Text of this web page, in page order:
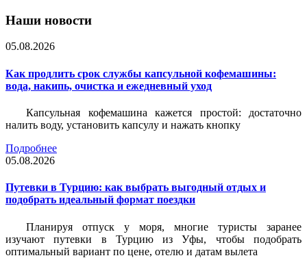
Наши новости
05.08.2026
Как продлить срок службы капсульной кофемашины:
вода, накипь, очистка и ежедневный уход
Капсульная кофемашина кажется простой: достаточно
налить воду, установить капсулу и нажать кнопку
Подробнее
05.08.2026
Путевки в Турцию: как выбрать выгодный отдых и
подобрать идеальный формат поездки
Планируя отпуск у моря, многие туристы заранее
изучают путевки в Турцию из Уфы, чтобы подобрать
оптимальный вариант по цене, отелю и датам вылета